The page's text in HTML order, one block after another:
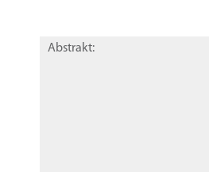
Abstrakt: